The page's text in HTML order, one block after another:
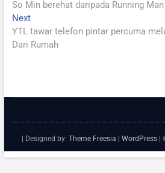
navigation
post:
So Min berehat daripada Running Man
NextNext
post:
YTL tawar telefon pintar percuma
Dari Rumah
| Designed by:Theme Freesia |WordPress |